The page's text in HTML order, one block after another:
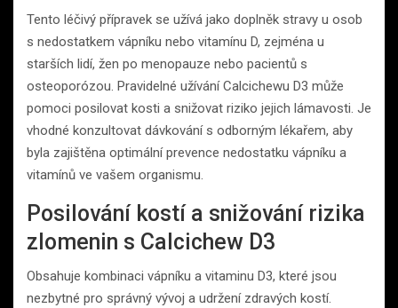
Tento léčivý přípravek se užívá jako doplněk stravy u osob
s nedostatkem vápníku nebo vitamínu D, zejména u
starších lidí, žen po menopauze nebo pacientů s
osteoporózou. Pravidelné užívání Calcichewu D3 může
pomoci posilovat kosti a snižovat riziko jejich lámavosti. Je
vhodné konzultovat dávkování s odborným lékařem, aby
byla zajištěna optimální prevence nedostatku vápníku a
vitamínů ve vašem organismu.
Posilování kostí a snižování rizika
zlomenin s Calcichew D3
Obsahuje kombinaci vápníku a vitaminu D3, které jsou
nezbytné pro správný vývoj a udržení zdravých kostí.